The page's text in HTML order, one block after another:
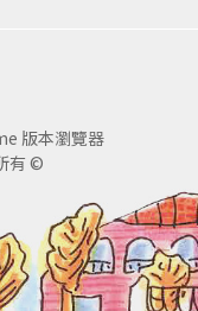
版本瀏覽器
有 ©